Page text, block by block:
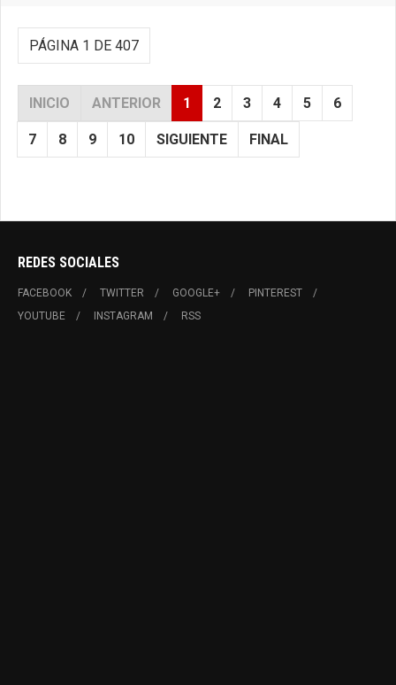
PÁGINA 1 DE 407
INICIO ANTERIOR 1 2 3 4 5 6
7 8 9 10 SIGUIENTE FINAL
REDES SOCIALES
FACEBOOK TWITTER GOOGLE+
PINTEREST
YOUTUBE
INSTAGRAM RSS